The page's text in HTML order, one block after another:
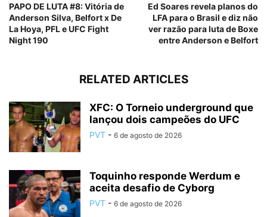
PAPO DE LUTA #8: Vitória de
Anderson Silva, Belfort x De
La Hoya, PFL e UFC Fight
Night 190
Ed Soares revela planos do
LFA para o Brasil e diz não
ver razão para luta de Boxe
entre Anderson e Belfort
RELATED ARTICLES
XFC: O Torneio underground que
lançou dois campeões do UFC
PVT - 6 de agosto de 2026
Toquinho responde Werdum e
aceita desafio de Cyborg
PVT - 6 de agosto de 2026